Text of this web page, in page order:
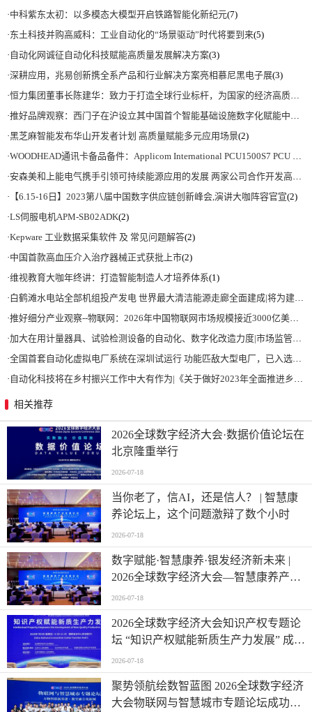
·中科紫东太初：以多模态大模型开启铁路智能化新纪元(7)
·东土科技并购高威科：工业自动化的“场景驱动”时代将要到来(5)
· 自动化网诚征自动化科技赋能高质量发展解决方案(3)
·深耕应用，兆易创新携全系产品和行业解决方案亮相慕尼黑电子展(3)
·恒力集团董事长陈建华：致力于打造全球行业标杆，为国家的经济高质量发展贡献更大力量|上海电气集团党委书记、董事长吴磊来访
·推好品牌观察：西门子在沪设立其中国首个智能基础设施数字化赋能中心
·黑芝麻智能发布华山开发者计划 高质量赋能多元应用场景(2)
·WOODHEAD通讯卡备品备件：Applicom International PCU1500S7 PCU 1500 S7 V4.5.0
·安森美和上能电气携手引领可持续能源应用的发展 两家公司合作开发高性能储能和太阳能组串式逆变器方案 以实现可持续的未来
· 【6.15-16日】2023第八届中国数字供应链创新峰会,演讲大咖阵容官宣(2)
·LS伺服电机APM-SB02ADK(2)
·Kepware 工业数据采集软件 及 常见问题解答(2)
·中国首款高血压介入治疗器械正式获批上市(2)
·维视教育大咖年终讲：打造智能制造人才培养体系(1)
·白鹤滩水电站全部机组投产发电 世界最大清洁能源走廊全面建成|将为建设新型能源体系、保障国家能源安全、实现“双碳”目标提供有力支撑
·推好细分产业观察--物联网：2026年中国物联网市场规模接近3000亿美元 智慧工厂、智慧城市、智慧电网等将占60%以上
·加大在用计量器具、试验检测设备的自动化、数字化改造力度|市场监管总局 工业和信息化部 关于促进企业计量能力提升的指导意见
·全国首套自动化虚拟电厂系统在深圳试运行 功能匹敌大型电厂，已入选国际典型案例
· 自动化科技将在乡村振兴工作中大有作为|《关于做好2023年全面推进乡村振兴重点工作的意见》发布
相关推荐
2026全球数字经济大会·数据价值论坛在
北京隆重举行
2026-07-18
当你老了，信AI，还是信人？ | 智慧康
养论坛上，这个问题激辩了数个小时
2026-07-18
数字赋能·智慧康养·银发经济新未来 |
2026全球数字经济大会—智慧康养产业
发展论坛在京举办
2026-07-18
2026全球数字经济大会知识产权专题论
坛 “知识产权赋能新质生产力发展” 成功
举办
2026-07-18
聚势领航绘数智蓝图 2026全球数字经济
大会物联网与智慧城市专题论坛成功举